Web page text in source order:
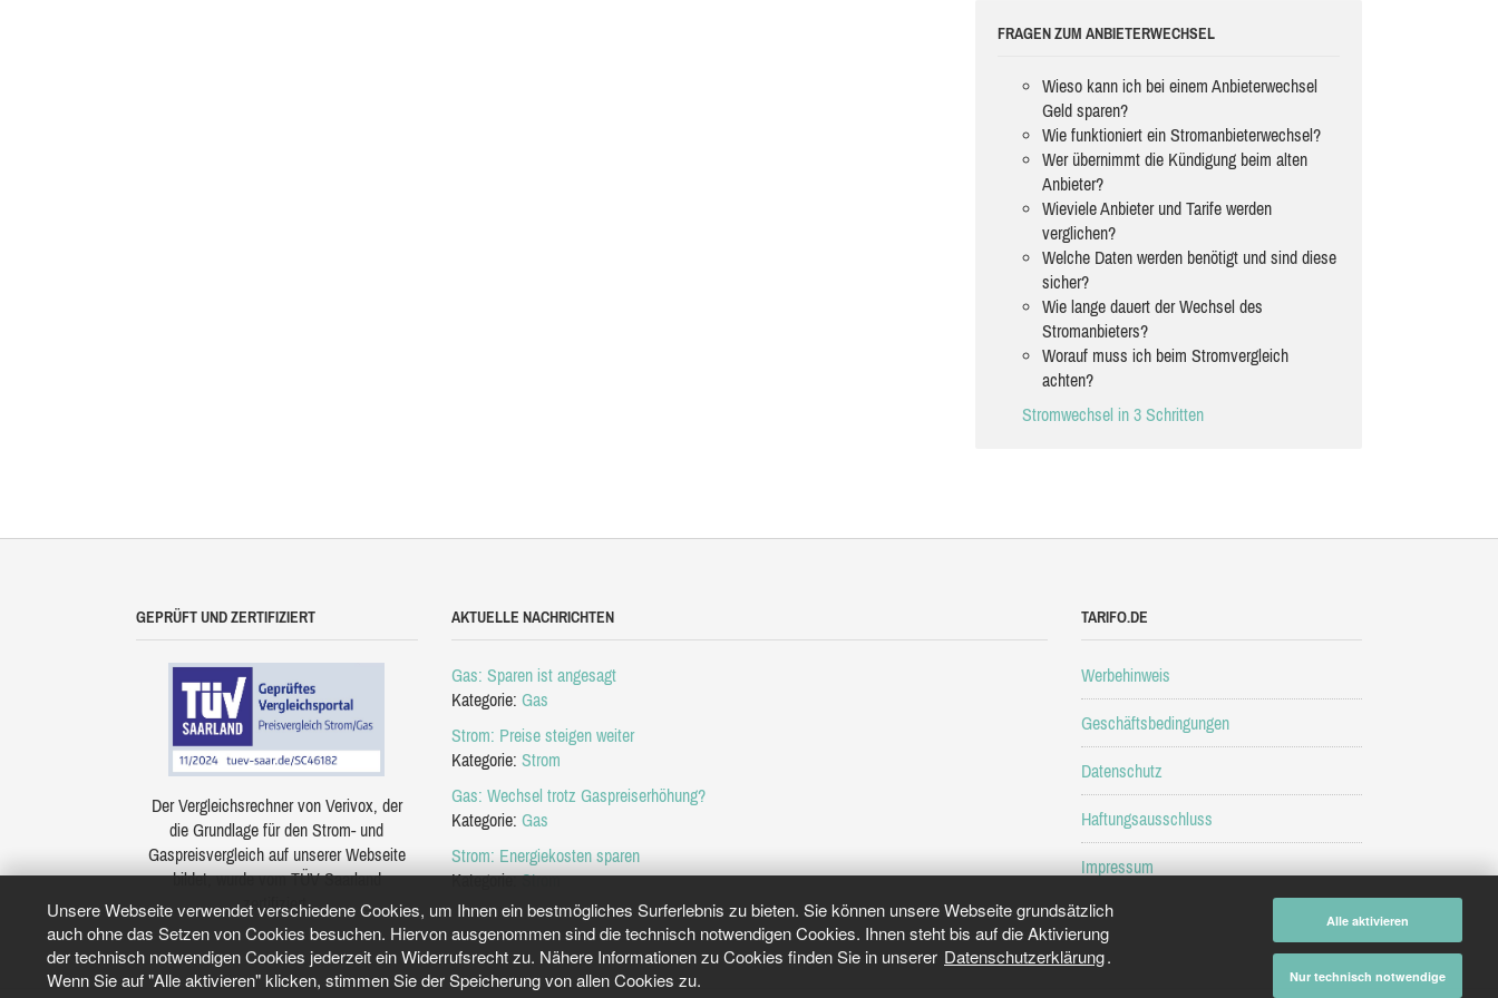
Unsere Webseite verwendet verschiedene Cookies, um Ihnen ein bestmögliches Surferlebnis zu bieten. Sie können unsere Webseite grundsätzlich
auch ohne das Setzen von Cookies besuchen. Hiervon ausgenommen sind die technisch notwendigen Cookies. Ihnen steht bis auf die Aktivierung
der technisch notwendigen Cookies jederzeit ein Widerrufsrecht zu. Nähere Informationen zu Cookies finden Sie in unserer Datenschutzerklärung.
Wenn Sie auf "Alle aktivieren" klicken, stimmen Sie der Speicherung von allen Cookies zu.
Alle aktivieren
Nur technisch notwendige
FRAGEN ZUM ANBIETERWECHSEL
Wieso kann ich bei einem Anbieterwechsel
Geld sparen?
Wie funktioniert ein Stromanbieterwechsel?
Wer übernimmt die Kündigung beim alten
Anbieter?
Wieviele Anbieter und Tarife werden
verglichen?
Welche Daten werden benötigt und sind diese
sicher?
Wie lange dauert der Wechsel des
Stromanbieters?
Worauf muss ich beim Stromvergleich
achten?
Stromwechsel in 3 Schritten
GEPRÜFT UND ZERTIFIZIERT
Der Vergleichsrechner von Verivox, der
die Grundlage für den Strom- und
Gaspreisvergleich auf unserer Webseite
bildet, wurde vom TÜV Saarland
zertifiziert.
AKTUELLE NACHRICHTEN
Gas: Sparen ist angesagt
Kategorie: Gas
Strom: Preise steigen weiter
Kategorie: Strom
Gas: Wechsel trotz Gaspreiserhöhung?
Kategorie: Gas
Strom: Energiekosten sparen
Kategorie:Strom
TARIFO.DE
Werbehinweis
Geschäftsbedingungen
Datenschutz
Haftungsausschluss
Impressum